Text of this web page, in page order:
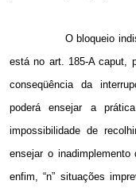
O bloqueio
está no art. 185-A caput,
conseqüência da
poderá ensejar a
impossibilidade de
ensejar o
enfim, “n” situações